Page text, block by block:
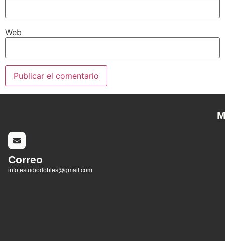
Web
Correo
info.estudiodobles@gmail.com